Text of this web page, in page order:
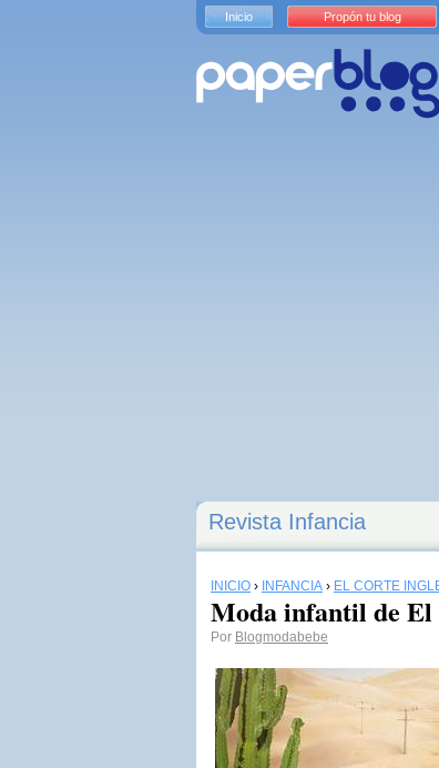
Revista Infancia
INICIO › INFANCIA › EL CORTE
Moda infantil de El
Por Blogmodabebe
Inicio Propón tu blog